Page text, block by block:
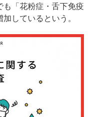
「花粉症・舌下免疫
しているという。